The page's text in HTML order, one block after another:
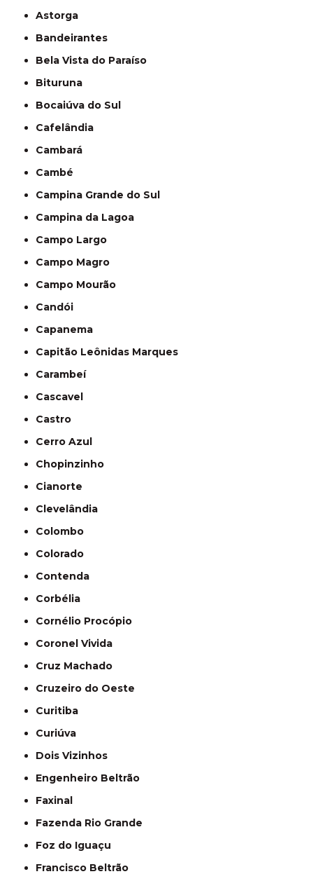
Astorga
Bandeirantes
Bela Vista do Paraíso
Bituruna
Bocaiúva do Sul
Cafelândia
Cambará
Cambé
Campina Grande do Sul
Campina da Lagoa
Campo Largo
Campo Magro
Campo Mourão
Candói
Capanema
Capitão Leônidas Marques
Carambeí
Cascavel
Castro
Cerro Azul
Chopinzinho
Cianorte
Clevelândia
Colombo
Colorado
Contenda
Corbélia
Cornélio Procópio
Coronel Vivida
Cruz Machado
Cruzeiro do Oeste
Curitiba
Curiúva
Dois Vizinhos
Engenheiro Beltrão
Faxinal
Fazenda Rio Grande
Foz do Iguaçu
Francisco Beltrão